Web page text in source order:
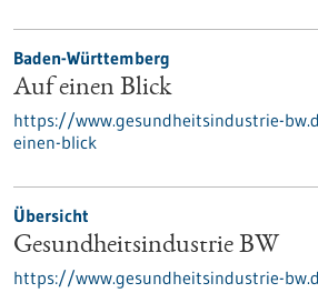
Baden-Württemberg
Auf einen Blick
https://www.gesundheitsindustrie-
einen-blick
Übersicht
Gesundheitsindustrie BW
https://www.gesundheitsindustrie-